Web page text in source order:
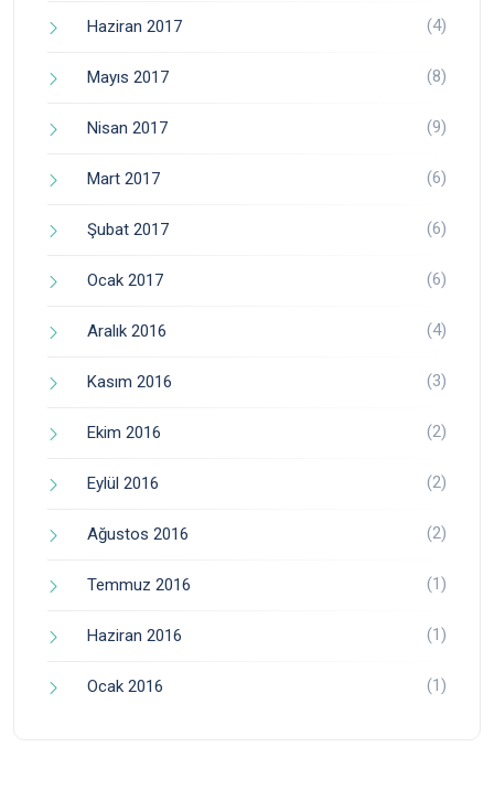
Haziran 2017 (4)
Mayıs 2017 (8)
Nisan 2017 (9)
Mart 2017 (6)
Şubat 2017 (6)
Ocak 2017 (6)
Aralık 2016 (4)
Kasım 2016 (3)
Ekim 2016 (2)
Eylül 2016 (2)
Ağustos 2016 (2)
Temmuz 2016 (1)
Haziran 2016 (1)
Ocak 2016 (1)